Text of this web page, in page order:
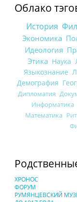
Облако
История
Экономика
Идеология
Этика Наука
Языкознание
Демография
Дипломатия
Информатика
Математика
ХРОНОС
ФОРУМ
РУМЯНЦЕВСКИЙ